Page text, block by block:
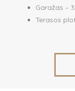
Garažas –
Terasos